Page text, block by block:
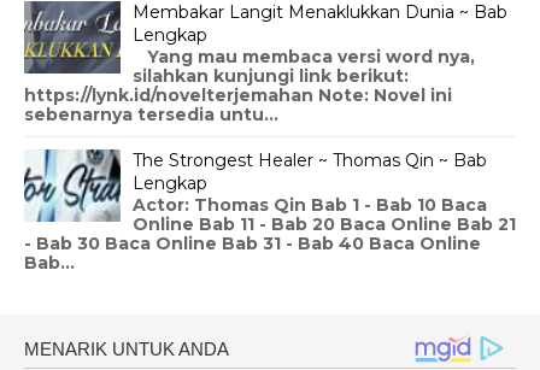
Membakar Langit Menaklukkan Dunia ~ Bab
Lengkap
Yang mau membaca versi word nya,
silahkan kunjungi link berikut:
https://lynk.id/novelterjemahan Note: Novel ini
sebenarnya tersedia untu...
The Strongest Healer ~ Thomas Qin ~ Bab
Lengkap
Actor: Thomas Qin Bab 1 - Bab 10 Baca
Online Bab 11 - Bab 20 Baca Online Bab 21
- Bab 30 Baca Online Bab 31 - Bab 40 Baca Online
Bab...